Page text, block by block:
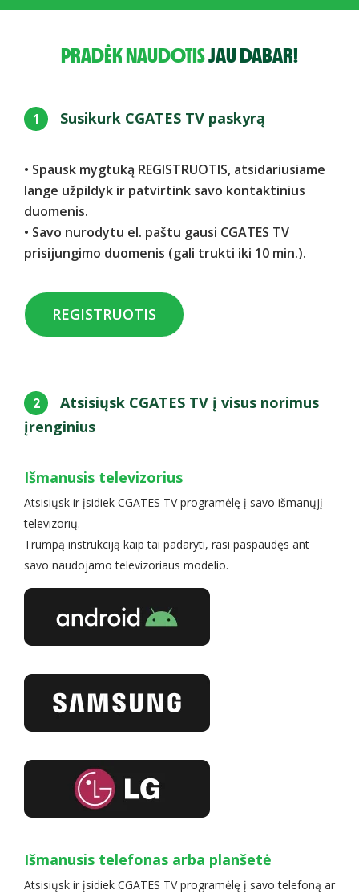
PRADĖK NAUDOTISJAU DABAR!
1 Susikurk CGATES TV paskyrą
• Spausk mygtuką REGISTRUOTIS, atsidariusiame
lange užpildyk ir patvirtink savo kontaktinius
duomenis.
• Savo nurodytu el. paštu gausi CGATES TV
prisijungimo duomenis (gali trukti iki 10 min.).
REGISTRUOTIS
2
Atsisiųsk CGATES TV į visus norimus
įrenginius
Išmanusis televizorius
Atsisiųsk ir įsidiek CGATES TV programėlę į savo išmanųjį
televizorių.
Trumpą instrukciją kaip tai padaryti, rasi paspaudęs ant
savo naudojamo televizoriaus modelio.
Išmanusis telefonas arba planšetė
Atsisiųsk ir įsidiek CGATES TV programėlę į savo telefoną ar